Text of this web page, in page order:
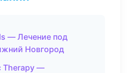
— Лечение под
Новгород
Therapy —